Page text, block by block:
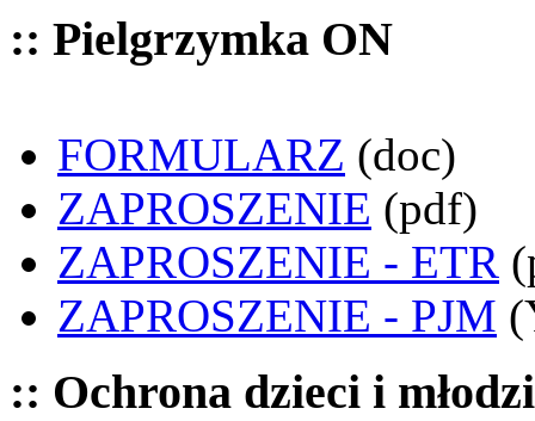
:: Pielgrzymka ON
FORMULARZ (doc)
ZAPROSZENIE (pdf)
ZAPROSZENIE - ETR
ZAPROSZENIE - PJM
:: Ochrona dzieci i